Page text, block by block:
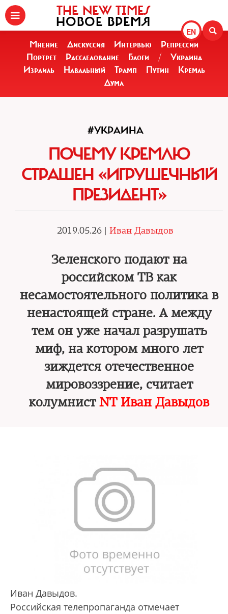
EN
THE NEW TIMES
НОВОЕ ВРЕМЯ
Мнение Дискуссия Интервью
Репрессии
Портрет
Расследование Блоги /
Украина
Израиль
Навальный Трамп Путин
Кремль
Дума
#УКРАИНА
ПОЧЕМУ КРЕМЛЮ
СТРАШЕН «ИГРУШЕЧНЫЙ
ПРЕЗИДЕНТ»
2019.05.26 | Иван Давыдов
Зеленского подают на
российском ТВ как
несамостоятельного политика в
ненастоящей стране. А между
тем он уже начал разрушать
миф, на котором много лет
зиждется отечественное
мировоззрение, считает
колумнист NT Иван Давыдов
Иван Давыдов.
Российская телепропаганда отмечает